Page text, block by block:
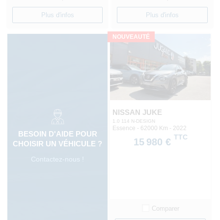
Plus d'infos Plus d'infos
BESOIN D'AIDE POUR
CHOISIR UN VÉHICULE ?
Contactez-nous !
NOUVEAUTÉ
NISSAN JUKE
1.0 114 N-DESIGN
Essence - 62000 Km - 2022
15 980 € TTC
Comparer